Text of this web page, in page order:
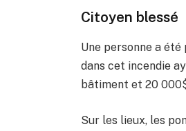
Citoyen blessé
Une personne a
dans cet incendie
bâtiment et 20
Sur les lieux, les